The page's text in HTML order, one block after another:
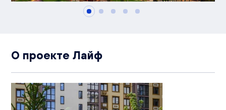
О проекте Лайф